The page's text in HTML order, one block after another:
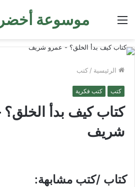
موسوعة القائمة
الرئيسية / كتب
كتب كتب فكرية
كتاب كيف بدأ
شريف
كتاب /كتب مشابهة: